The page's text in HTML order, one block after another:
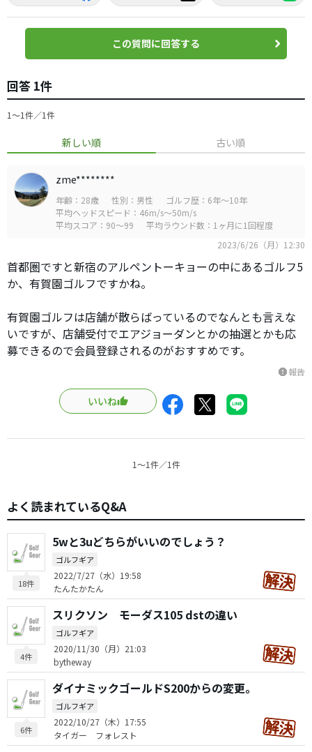
この質問に回答する
回答 1件
1〜1件／1件
新しい順 古い順
zme********
年齢：28歳 性別：男性
ゴルフ歴：6年～10年
平均ヘッドスピード：46m/s～50m/s
平均スコア：90～99
平均ラウンド数：1ヶ月に1回程度
2023/6/26（月）12:30
首都圏ですと新宿のアルペントーキョーの中にあるゴルフ5
か、有賀園ゴルフですかね。
有賀園ゴルフは店舗が散らばっているのでなんとも言えな
いですが、店舗受付でエアジョーダンとかの抽選とかも応
募できるので会員登録されるのがおすすめです。
report報告
いいね
1〜1件／1件
よく読まれているQ&A
18件
5wと3uどちらがいいのでしょう？
ゴルフギア
2022/7/27（水）19:58
たんたかたん
4件
スリクソン モーダス105 dstの違い
ゴルフギア
2020/11/30（月）21:03
bytheway
6件
ダイナミックゴールドS200からの変更。
ゴルフギア
2022/10/27（木）17:55
タイガー フォレスト